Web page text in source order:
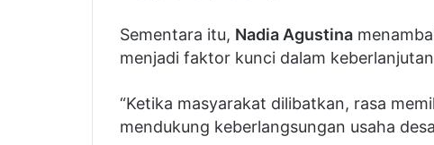
Sementara itu, Nadia Agustina
menjadi faktor kunci dalam
“Ketika masyarakat dilibatkan, rasa
mendukung keberlangsungan usaha